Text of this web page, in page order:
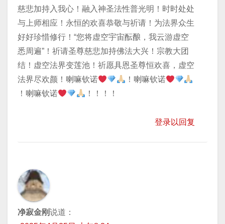
慈悲加持入我心！融入神圣法性普光明！时时处处
与上师相应！永恒的欢喜恭敬与祈请！为法界众生
好好珍惜修行！“您将虚空宇宙酝酿，我云游虚空
悉周遍”！祈请圣尊慈悲加持佛法大兴！宗教大团
结！虚空法界变莲池！祈愿具恩圣尊恒欢喜，虚空
法界尽欢颜！喇嘛钦诺
！喇嘛钦诺
！喇嘛钦诺
！！！！
登录以回复
净寂金刚说道：